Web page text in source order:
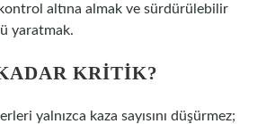
altına almak ve sürdürülebilir
yaratmak.
KRITIK?
yalnızca kaza sayısını düşürmez;